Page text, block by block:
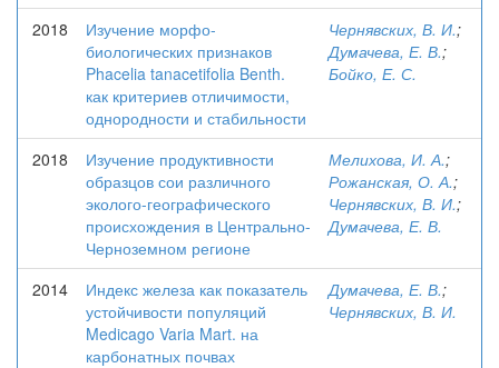
2018
Изучение морфо-
биологических признаков
Phacelia tanacetifolia Benth.
как критериев отличимости,
однородности и стабильности
Чернявских, В. И.;
Думачева, Е. В.;
Бойко, Е. С.
2018
Изучение продуктивности
образцов сои различного
эколого-географического
происхождения в Центрально-
Черноземном регионе
Мелихова, И. А.;
Рожанская, О. А.;
Чернявских, В. И.;
Думачева, Е. В.
2014
Индекс железа как показатель
устойчивости популяций
Medicago Varia Mart. на
карбонатных почвах
Думачева, Е. В.;
Чернявских, В. И.